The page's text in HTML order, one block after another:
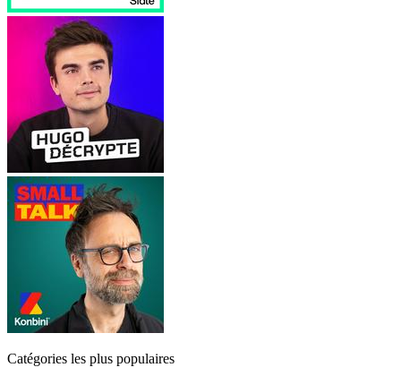
Catégories les plus populaires